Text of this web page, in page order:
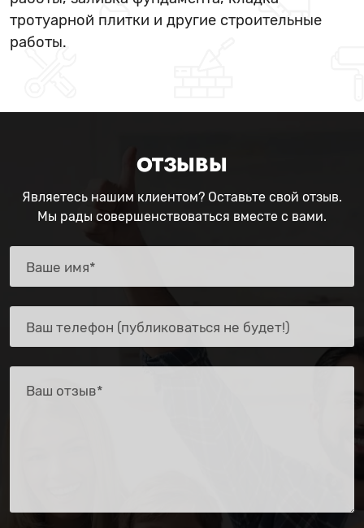
тротуарной плитки и другие строительные
работы.
ОТЗЫВЫ
Являетесь нашим клиентом? Оставьте свой отзыв.
Мы рады совершенствоваться вместе с вами.